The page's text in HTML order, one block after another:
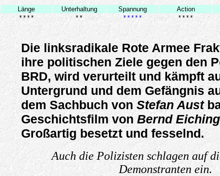
Länge Unterhaltung Spannung
Action
****
** ***** ****
Die linksradikale Rote Armee
ihre politischen Ziele gegen den
BRD, wird verurteilt und kämpft
Untergrund und dem Gefängnis
dem Sachbuch von Stefan Aust
Geschichtsfilm von Bernd
Großartig besetzt und fesselnd.
Auch die Polizisten schlagen auf
Demonstranten ein.